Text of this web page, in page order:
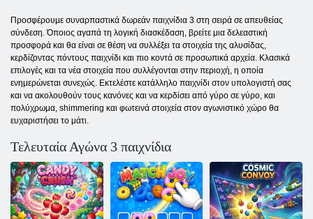
Προσφέρουμε συναρπαστικά δωρεάν παιχνίδια 3 στη σειρά σε απευθείας
σύνδεση. Όποιος αγαπά τη λογική διασκέδαση, βρείτε μια δελεαστική
προσφορά και θα είναι σε θέση να συλλέξει τα στοιχεία της αλυσίδας,
κερδίζοντας πόντους παιχνίδι και πιο κοντά σε προσωπικά αρχεία. Κλασικά
επιλογές και τα νέα στοιχεία που συλλέγονται στην περιοχή, η οποία
ενημερώνεται συνεχώς. Εκτελέστε κατάλληλο παιχνίδι στον υπολογιστή σας
και να ακολουθούν τους κανόνες και να κερδίσει από γύρο σε γύρο, και
πολύχρωμα, shimmering και φωτεινά στοιχεία στον αγωνιστικό χώρο θα
ευχαριστήσει το μάτι.
Τελευταία Αγώνα 3 παιχνίδια